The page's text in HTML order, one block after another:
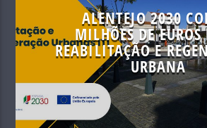
ALENTEJO 2030
MILHÕES DE
REABILITAÇÃO E
URBANA